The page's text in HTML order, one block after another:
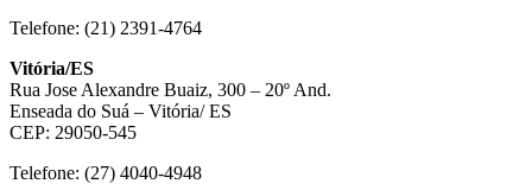
Telefone: (21) 2391-4764
Vitória/ES
Rua Jose Alexandre Buaiz, 300 – 20º And.
Enseada do Suá – Vitória/ ES
CEP: 29050-545
Telefone: (27) 4040-4948